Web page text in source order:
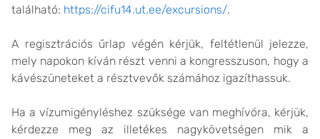
található: https://cifu14.ut.ee/excursions/.
A regisztrációs űrlap végén kérjük, feltétlenül jelezze,
mely napokon kíván részt venni a kongresszuson, hogy a
kávészüneteket a résztvevők számához igazíthassuk.
Ha a vízumigényléshez szüksége van meghívóra, kérjük,
kérdezze meg az illetékes nagykövetségen mik a